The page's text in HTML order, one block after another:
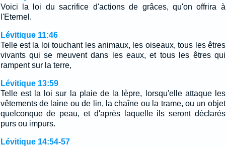
Voici la loi du sacrifice d'actions de grâces, qu'on offrira à
l'Eternel.
Lévitique 11:46
Telle est la loi touchant les animaux, les oiseaux, tous les êtres
vivants qui se meuvent dans les eaux, et tous les êtres qui
rampent sur la terre,
Lévitique 13:59
Telle est la loi sur la plaie de la lèpre, lorsqu'elle attaque les
vêtements de laine ou de lin, la chaîne ou la trame, ou un objet
quelconque de peau, et d'après laquelle ils seront déclarés
purs ou impurs.
Lévitique 14:54-57